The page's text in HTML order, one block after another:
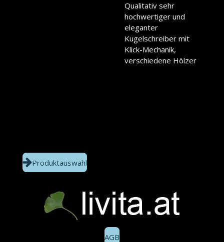
Qualitativ sehr
hochwertiger und
eleganter
Kugelschreiber mit
Klick-Mechanik,
verschiedene Hölzer
Produktauswahl
AGB